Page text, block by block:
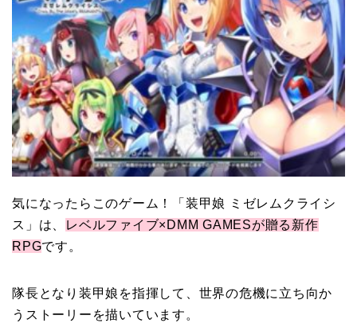
気になったらこのゲーム！「装甲娘 ミゼレムクライシ
ス」は、
レベルファイブ×DMM GAMESが贈る新作
RPGです。
隊長となり装甲娘を指揮して、世界の危機に立ち向か
うストーリーを描いています。